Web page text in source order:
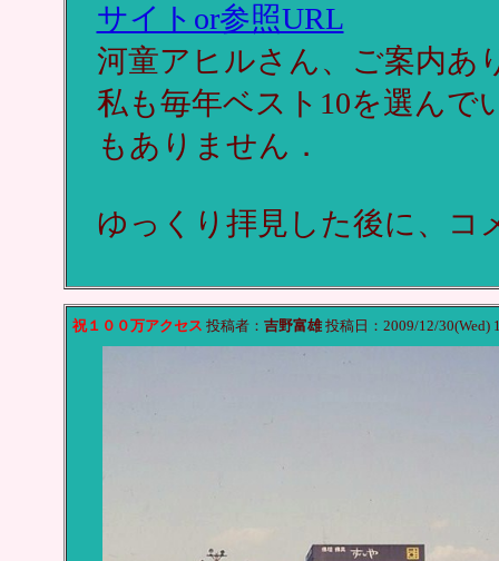
サイトor参照URL
河童アヒルさん、ご案内あ
私も毎年ベスト10を選んで
もありません．
ゆっくり拝見した後に、コ
祝１００万アクセス 投稿者： 吉野富雄投稿日：2009/12/30(Wed)